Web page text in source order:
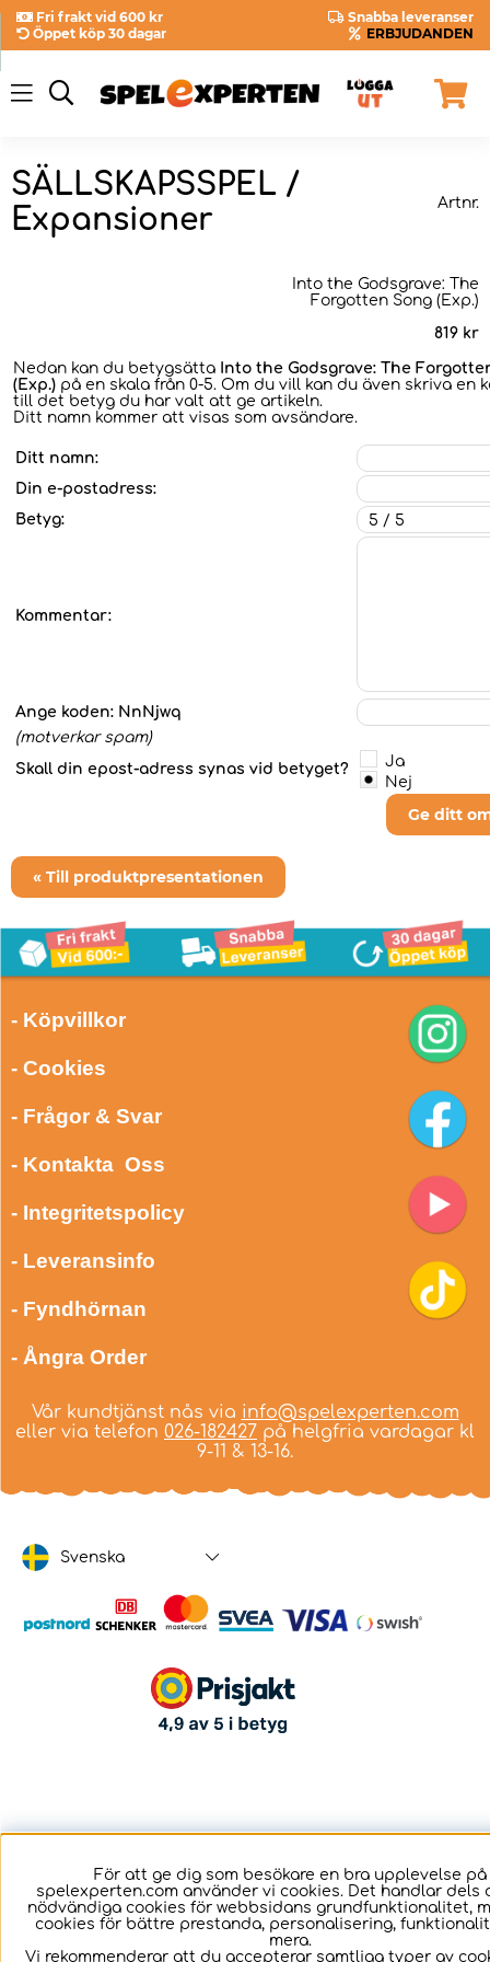
Fri frakt vid 600 kr
Snabba leveranser
Öppet köp 30 dagar
ERBJUDANDEN
SÄLLSKAPSSPEL /
Expansioner
Artnr.
Into the Godsgrave: The
Forgotten Song (Exp.)
819 kr
Nedan kan du betygsätta Into the Godsgrave: The
(Exp.) på en skala från 0-5. Om du vill kan du även skriva en
till det betyg du har valt att ge artikeln.
Ditt namn kommer att visas som avsändare.
Ditt namn:
Din e-postadress:
Betyg:
Kommentar:
Ange koden: NnNjwq
(motverkar spam)
Skall din epost-adress synas vid betyget?
Ja
Nej
Ge ditt
« Till produktpresentationen
- Köpvillkor
- Cookies
- Frågor & Svar
- Kontakta Oss
- Integritetspolicy
- Leveransinfo
- Fyndhörnan
- Ångra Order
Vår kundtjänst nås via info@spelexperten.com
eller via telefon 026-182427 på helgfria vardagar kl
9-11 & 13-16.
Svenska
För att ge dig som besökare en bra upplevelse på
spelexperten.com använder vi cookies. Det handlar dels
nödvändiga cookies för webbsidans grundfunktionalitet,
cookies för bättre prestanda, personalisering,
mera.
Vi rekommenderar att du accepterar samtliga typer av